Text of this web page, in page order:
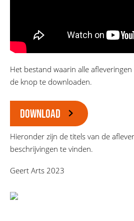
Het bestand waarin alle
de knop te downloaden.
DOWNLOAD
Hieronder zijn de titels van de
beschrijvingen te vinden.
Geert Arts 2023